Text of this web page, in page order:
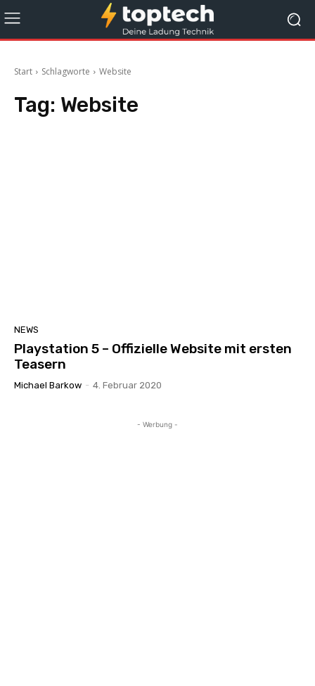
Start Schlagworte Website
Tag: Website
NEWS
Playstation 5 – Offizielle Website mit ersten
Teasern
Michael Barkow - 4. Februar 2020
- Werbung -